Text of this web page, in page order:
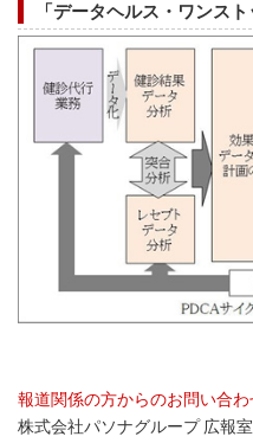
「データヘルス・ワンス
報道関係の方からのお問い合わ
株式会社パソナグループ 広報室